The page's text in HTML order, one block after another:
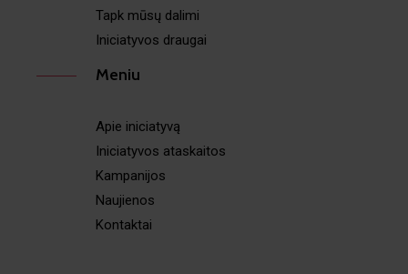
Tapk mūsų dalimi
Iniciatyvos draugai
Meniu
Apie iniciatyvą
Iniciatyvos ataskaitos
Kampanijos
Naujienos
Kontaktai